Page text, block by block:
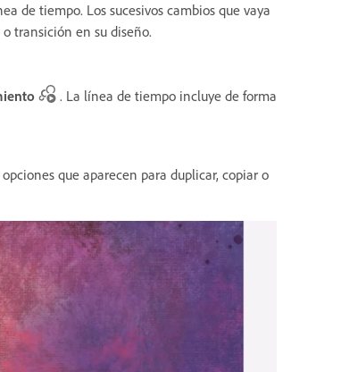
de tiempo. Los sucesivos cambios que vaya
transición en su diseño.
. La línea de tiempo incluye de forma
que aparecen para duplicar, copiar o